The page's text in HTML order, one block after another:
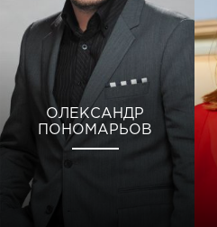
ОЛЕКСАНДР
ПОНОМАРЬОВ